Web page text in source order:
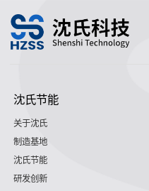
沈氏节能
关于沈氏
制造基地
沈氏节能
研发创新